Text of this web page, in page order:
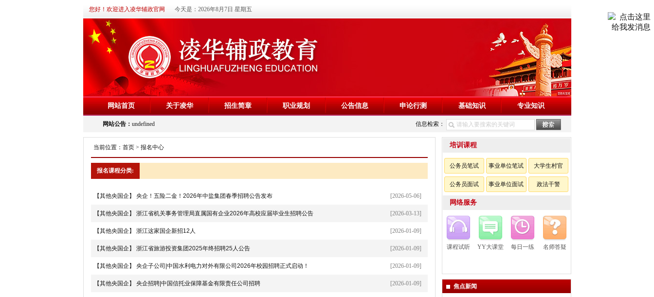
您好！欢迎进入凌华辅政官网 今天是：2026年8月7日 星期五
网站首页 关于凌华 招生简章 职业规划 公告信息 申论行测 基础知识 专业知识
网站公告：
undefined
undefined 信息检索：
当前位置： 首页> 报名中心
报名课程分类:
【其他央国企】 央企！五险二金！2026年中盐集团春季招聘公告发布 [2026-05-06]
【其他央国企】 浙江省机关事务管理局直属国有企业2026年高校应届毕业生招聘公告 [2026-03-13]
【其他央国企】 浙江这家国企新招12人 [2026-01-09]
【其他央国企】 浙江省旅游投资集团2025年终招聘25人公告 [2026-01-09]
【其他央国企】 央企子公司|中国水利电力对外有限公司2026年校园招聘正式启动！ [2026-01-09]
【其他央国企】 央企招聘|中国信托业保障基金有限责任公司招聘 [2026-01-09]
培训课程
公务员笔试 事业单位笔试 大学生村官
公务员面试 事业单位面试 政法干警
网络服务
课程试听 YY大课堂 每日一练 名师答疑
焦点新闻